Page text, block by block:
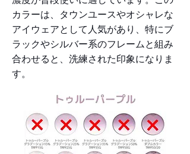
カラーは、タウンユースやオシャレな
アイウェアとして人気があり、特にブ
ラックやシルバー系のフレームと組み
合わせると、洗練された印象になりま
す。